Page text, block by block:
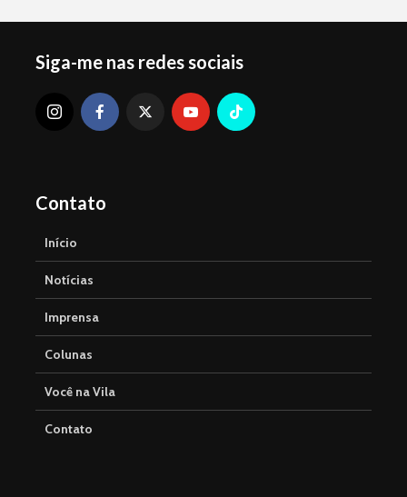
Siga-me nas redes sociais
Contato
Início
Notícias
Imprensa
Colunas
Você na Vila
Contato